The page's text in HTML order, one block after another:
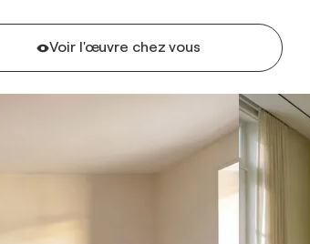
Voir l'œuvre chez vous